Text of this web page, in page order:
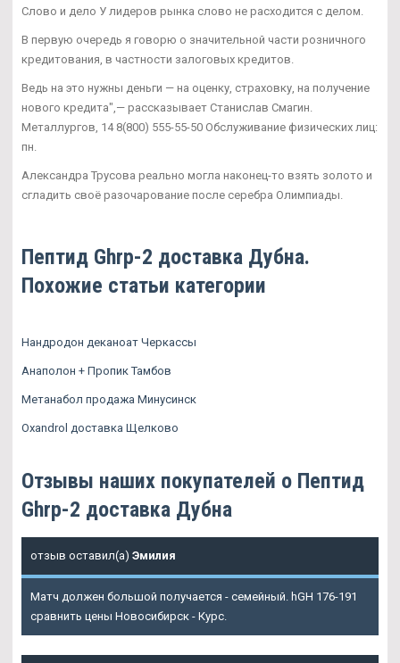
Слово и дело У лидеров рынка слово не расходится с делом.
В первую очередь я говорю о значительной части розничного
кредитования, в частности залоговых кредитов.
Ведь на это нужны деньги — на оценку, страховку, на получение
нового кредита",— рассказывает Станислав Смагин.
Металлургов, 14 8(800) 555-55-50 Обслуживание физических лиц:
пн.
Александра Трусова реально могла наконец-то взять золото и
сгладить своё разочарование после серебра Олимпиады.
Пептид Ghrp-2 доставка Дубна.
Похожие статьи категории
Нандродон деканоат Черкассы
Анаполон + Пропик Тамбов
Метанабол продажа Минусинск
Oxandrol доставка Щелково
Отзывы наших покупателей о Пептид
Ghrp-2 доставка Дубна
отзыв оставил(а) Эмилия
Матч должен большой получается - семейный. hGH 176-191
сравнить цены Новосибирск - Курс.